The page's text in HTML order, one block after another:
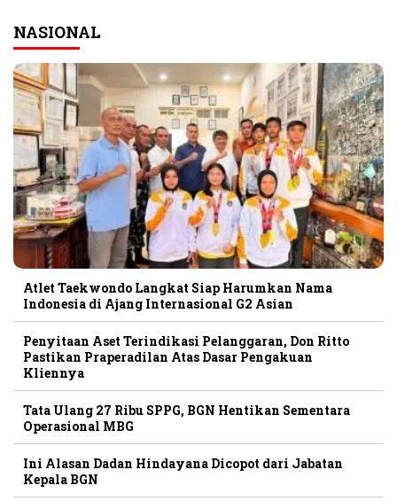
NASIONAL
Atlet Taekwondo Langkat Siap Harumkan Nama
Indonesia di Ajang Internasional G2 Asian
Penyitaan Aset Terindikasi Pelanggaran, Don Ritto
Pastikan Praperadilan Atas Dasar Pengakuan
Kliennya
Tata Ulang 27 Ribu SPPG, BGN Hentikan Sementara
Operasional MBG
Ini Alasan Dadan Hindayana Dicopot dari Jabatan
Kepala BGN